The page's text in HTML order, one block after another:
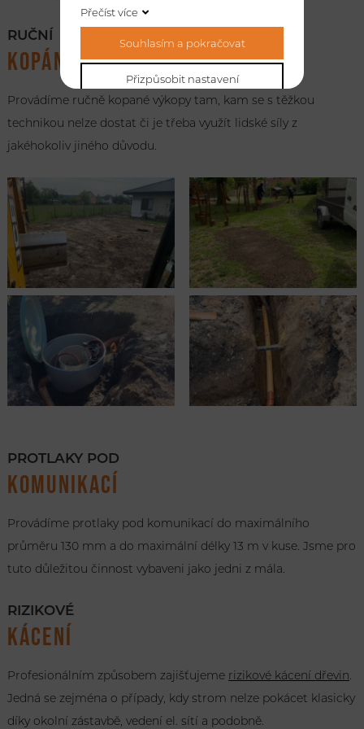
RUČNÍ
KOPÁNÍ
Provádíme ručně kopané výkopy tam, kam se s těžkou
technikou nelze dostat či je třeba využít lidské síly z
jakéhokoliv jiného důvodu.
PROTLAKY POD
KOMUNIKACÍ
Provádíme protlaky pod komunikací do maximálního
průměru 130 mm a do maximální délky 13 m v kuse. Jsme pro
tuto důležitou činnost vybaveni jako jedni z mála.
RIZIKOVÉ
KÁCENÍ
Profesionálním způsobem zajišťujeme rizikové kácení dřevin.
Jedná se zejména o případy, kdy strom nelze pokácet klasicky
díky okolní zástavbě, vedení el. sítí a podobně.
Přečíst více
Souhlasím a pokračovat
Přizpůsobit nastavení